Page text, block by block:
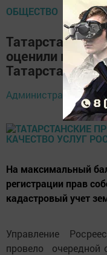
ОБЩЕСТВО
Татарстанские
оценили
Татарстана
Администратор, 22
На максимальный
регистрации прав
кадастровый учет
Управление
провело очередной